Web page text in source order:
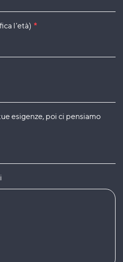
l'età) *
esigenze, poi ci pensiamo